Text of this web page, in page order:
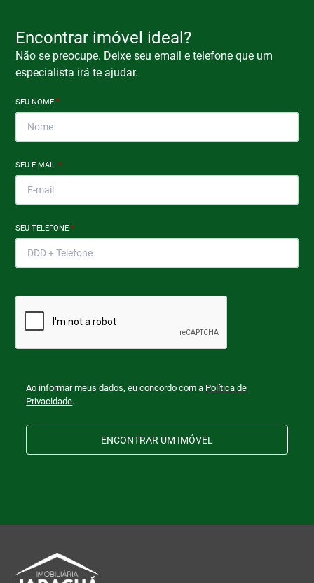
Encontrar imóvel ideal?
Não se preocupe. Deixe seu email e telefone que um
especialista irá te ajudar.
SEU NOME*
SEU E-MAIL*
SEU TELEFONE*
Ao informar meus dados, eu concordo com a Política de
Privacidade.
ENCONTRAR UM IMÓVEL